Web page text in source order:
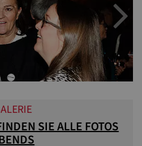
SIE ALLE FOTOS